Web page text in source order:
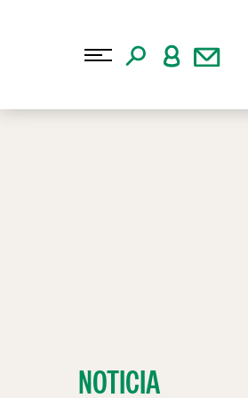
NOTICIA